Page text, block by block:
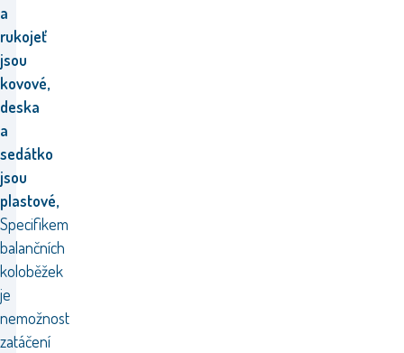
a
rukojeť
jsou
kovové,
deska
a
sedátko
jsou
plastové,
Specifikem
balančních
koloběžek
je
nemožnost
zatáčení